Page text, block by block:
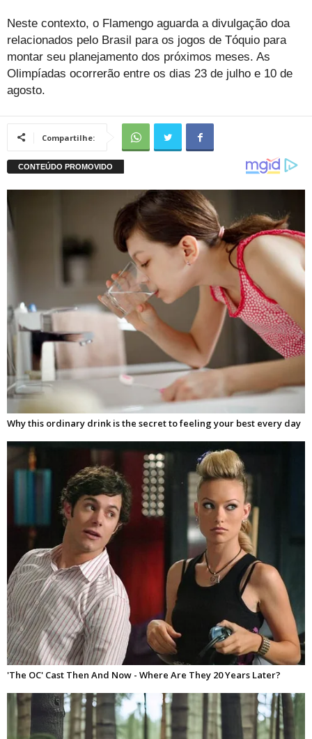
Neste contexto, o Flamengo aguarda a divulgação doa
relacionados pelo Brasil para os jogos de Tóquio para
montar seu planejamento dos próximos meses. As
Olimpíadas ocorrerão entre os dias 23 de julho e 10 de
agosto.
Compartilhe: